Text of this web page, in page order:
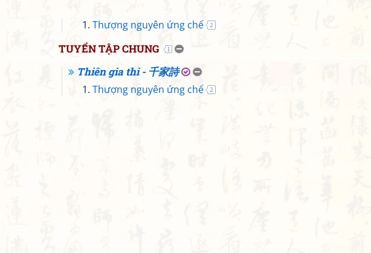
Thượng nguyên ứng chế 2
TUYỂN TẬP CHUNG 1
Thiên gia thi - 千家詩
Thượng nguyên ứng chế 2